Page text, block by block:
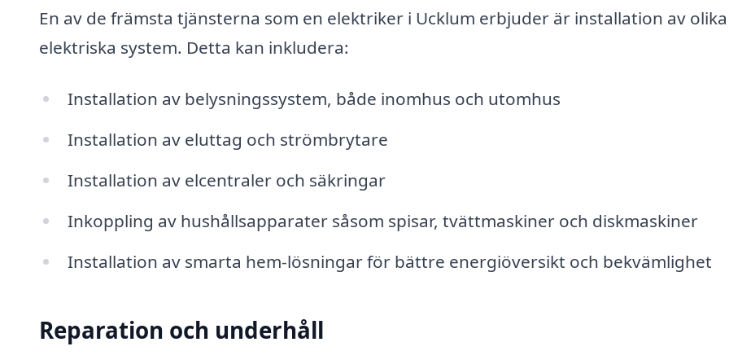
En av de främsta tjänsterna som en elektriker i Ucklum erbjuder är installation av olika
elektriska system. Detta kan inkludera:
Installation av belysningssystem, både inomhus och utomhus
Installation av eluttag och strömbrytare
Installation av elcentraler och säkringar
Inkoppling av hushållsapparater såsom spisar, tvättmaskiner och diskmaskiner
Installation av smarta hem-lösningar för bättre energiöversikt och bekvämlighet
Reparation och underhåll